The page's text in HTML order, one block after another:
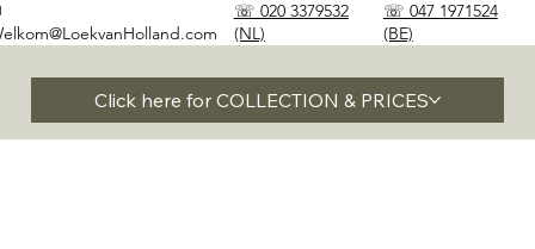
☏ 020 3379532
(NL)
☏ 047 1971524
(BE)
Click here for COLLECTION & PRICES